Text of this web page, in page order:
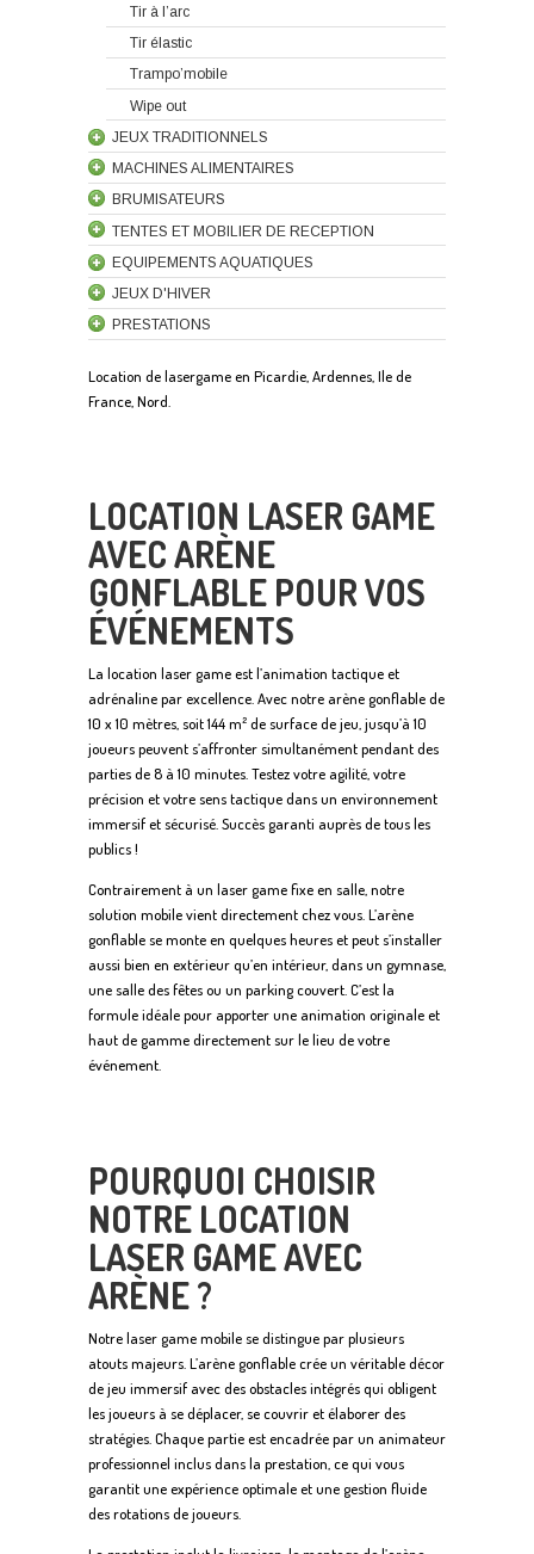
Tir à l’arc
Tir élastic
Trampo’mobile
Wipe out
JEUX TRADITIONNELS
MACHINES ALIMENTAIRES
BRUMISATEURS
TENTES ET MOBILIER DE RECEPTION
EQUIPEMENTS AQUATIQUES
JEUX D'HIVER
PRESTATIONS
Location de lasergame en Picardie, Ardennes, Ile de
France, Nord.
LOCATION LASER GAME
AVEC ARÈNE
GONFLABLE POUR VOS
ÉVÉNEMENTS
La location laser game est l’animation tactique et
adrénaline par excellence. Avec notre arène gonflable de
10 x 10 mètres, soit 144 m² de surface de jeu, jusqu’à 10
joueurs peuvent s’affronter simultanément pendant des
parties de 8 à 10 minutes. Testez votre agilité, votre
précision et votre sens tactique dans un environnement
immersif et sécurisé. Succès garanti auprès de tous les
publics !
Contrairement à un laser game fixe en salle, notre
solution mobile vient directement chez vous. L’arène
gonflable se monte en quelques heures et peut s’installer
aussi bien en extérieur qu’en intérieur, dans un gymnase,
une salle des fêtes ou un parking couvert. C’est la
formule idéale pour apporter une animation originale et
haut de gamme directement sur le lieu de votre
événement.
POURQUOI CHOISIR
NOTRE LOCATION
LASER GAME AVEC
ARÈNE ?
Notre laser game mobile se distingue par plusieurs
atouts majeurs. L’arène gonflable crée un véritable décor
de jeu immersif avec des obstacles intégrés qui obligent
les joueurs à se déplacer, se couvrir et élaborer des
stratégies. Chaque partie est encadrée par un animateur
professionnel inclus dans la prestation, ce qui vous
garantit une expérience optimale et une gestion fluide
des rotations de joueurs.